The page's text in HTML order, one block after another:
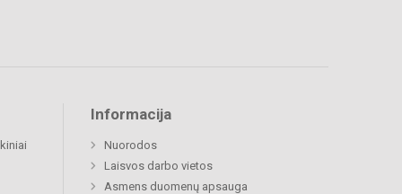
Informacija
Nuorodos
Laisvos darbo vietos
Asmens duomenų apsauga